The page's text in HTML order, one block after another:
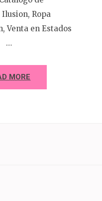
Ropa
Venta en Estados
…
MORE